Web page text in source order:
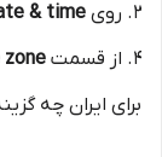
روی& time
از قسمت
برای ایران چه